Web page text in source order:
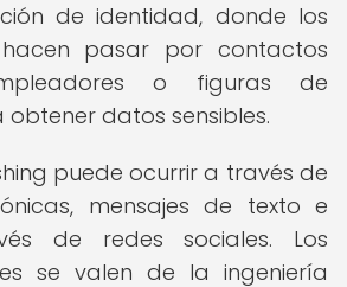
de identidad, donde los
pasar por contactos
o figuras de
datos sensibles.
puede ocurrir a través de
mensajes de texto e
de redes sociales. Los
se valen de la ingeniería